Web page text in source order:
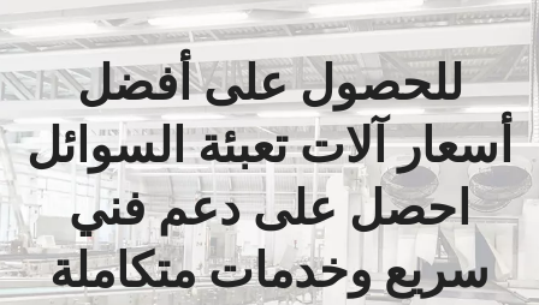
للحصول على أفضل
أسعار آلات تعبئة السوائل
احصل على دعم فني
سريع وخدمات متكاملة